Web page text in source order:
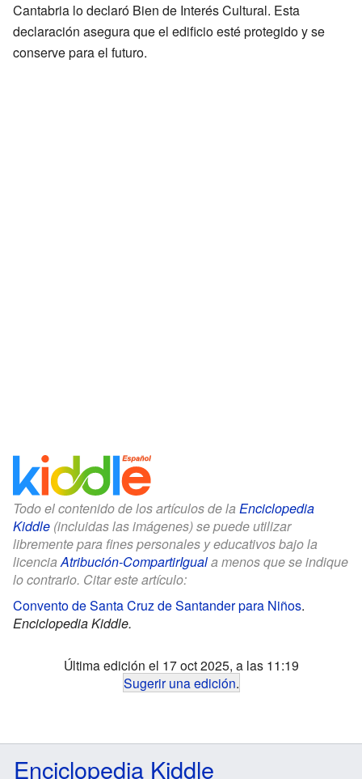
Cantabria lo declaró Bien de Interés Cultural. Esta
declaración asegura que el edificio esté protegido y se
conserve para el futuro.
Todo el contenido de los artículos de la Enciclopedia
Kiddle (incluidas las imágenes) se puede utilizar
libremente para fines personales y educativos bajo la
licenciaAtribución-CompartirIguala menos que se indique
lo contrario. Citar este artículo:
Convento de Santa Cruz de Santander para Niños.
Enciclopedia Kiddle.
Última edición el 17 oct 2025, a las 11:19
Sugerir una edición.
Enciclopedia Kiddle